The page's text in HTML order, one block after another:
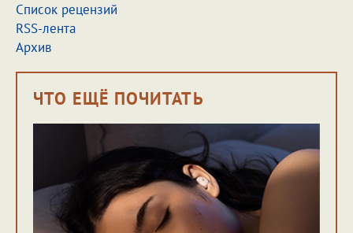
Список рецензий
RSS-лента
Архив
ЧТО ЕЩЁ ПОЧИТАТЬ